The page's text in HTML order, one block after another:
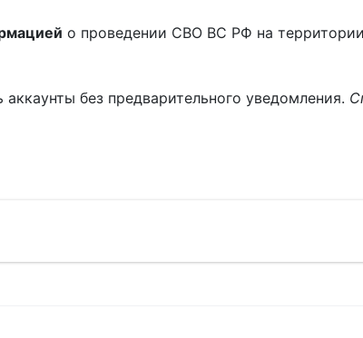
о проведении СВО ВС РФ на
без предварительного уведомления.